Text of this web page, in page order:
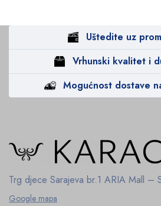
Uštedite uz
Vrhunski kvalitet i
Mogućnost dostave
Trg djece Sarajeva br.1 ARIA Mall –
Google mapa